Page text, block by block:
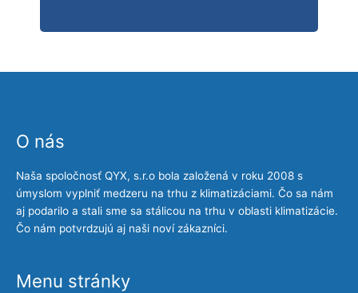
O nás
Naša spoločnosť QYX, s.r.o bola založená v roku 2008 s
úmyslom vyplniť medzeru na trhu z klimatizáciami. Čo sa nám
aj podarilo a stali sme sa stálicou na trhu v oblasti klimatizácie.
Čo nám potvrdzujú aj naši noví zákazníci.
Menu stránky